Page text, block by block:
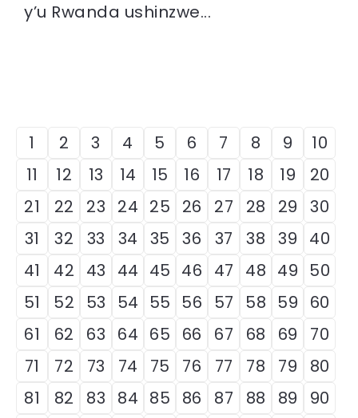
y’u Rwanda ushinzwe...
1 2 3 4 5 6 7 8 9
10
11
12 13 14 15 16 17 18 19
20
21
22 23 24 25 26 27 28 29
30
31
32 33 34 35 36 37 38 39
40
41
42 43 44 45 46 47 48 49 50
51
52 53 54 55 56 57 58 59
60
61
62 63 64 65 66 67 68 69
70
71
72 73 74 75 76 77 78 79
80
81
82 83 84 85 86 87 88 89
90